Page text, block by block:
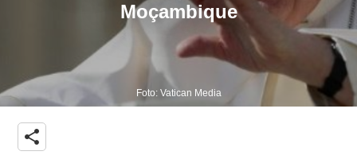
Moçambique
Foto: Vatican Media
share